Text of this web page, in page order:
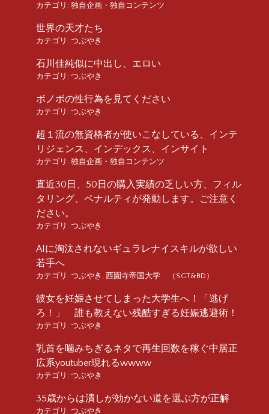
カテゴリ: 独自企画・独自コンテンツ
世界の天才たち
カテゴリ: つぶやき
石川佳純似に中出し、エロい
カテゴリ: つぶやき
ボノボの性行為を見てください
カテゴリ: つぶやき
超１流の無資格者が使いこなしている、インテ
リジェンス、インデックス、インサイト
カテゴリ: 独自企画・独自コンテンツ
直近30日、50日の購入実績の乏しい方、フィル
タリング、ペナルティが発動します。ご注意く
ださい。
カテゴリ: つぶやき
AIに淘汰されないギュラレナイスキルが欲しい
若手へ
カテゴリ: つぶやき 西園寺帝国大学 （SGT&BD）
彼女を妊娠させてしまった大学生へ！「逃げ
ろ！」 誰も教えない残酷すぎる妊娠逃避術！
カテゴリ: つぶやき
乳首を噛みちぎるネタで再生回数を稼ぐ中居正
広系youtuber現れるwwww
カテゴリ: つぶやき
35歳からは潰しが効かない道を選ぶ方が正解
カテゴリ: つぶやき